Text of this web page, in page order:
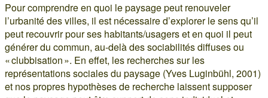
Pour comprendre en quoi le paysage peut renouveler
l’urbanité des villes, il est nécessaire d’explorer le sens qu’il
peut recouvrir pour ses habitants/usagers et en quoi il peut
générer du commun, au-delà des sociabilités diffuses ou
« clubbisation ». En effet, les recherches sur les
représentations sociales du paysage (Yves Luginbühl, 2001)
et nos propres hypothèses de recherche laissent supposer